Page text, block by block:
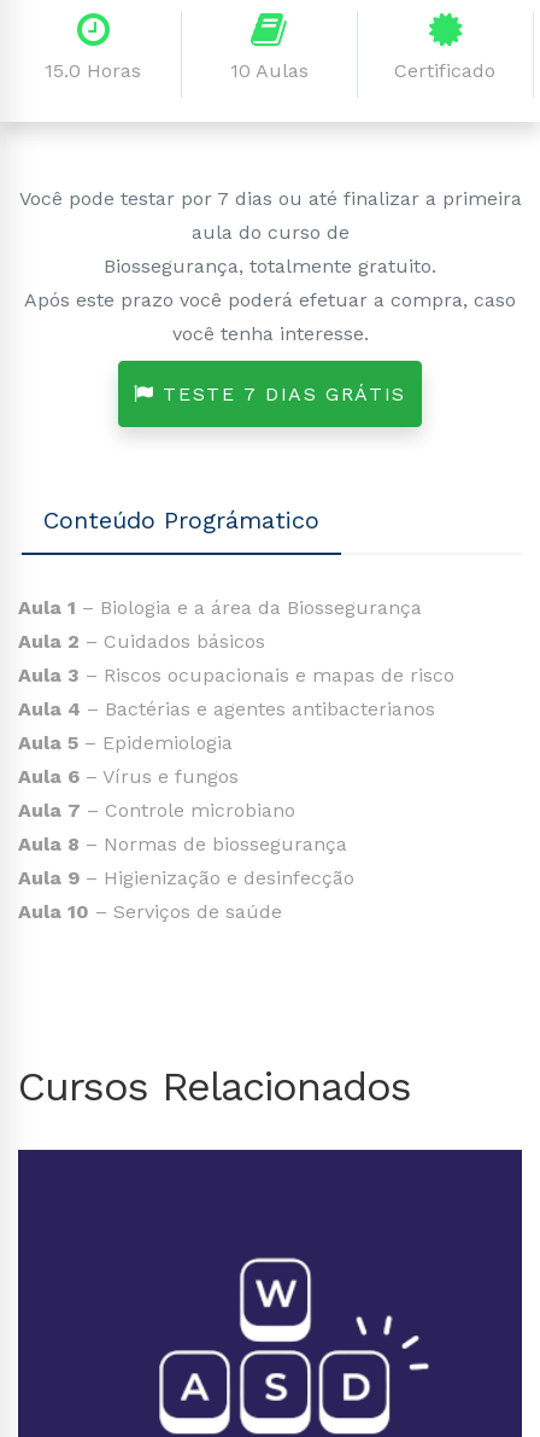
15.0 Horas 10 Aulas Certificado
Você pode testar por 7 dias ou até finalizar a primeira
aula do curso de
Biossegurança, totalmente gratuito.
Após este prazo você poderá efetuar a compra, caso
você tenha interesse.
TESTE 7 DIAS GRÁTIS
Conteúdo Prográmatico
Aula 1 – Biologia e a área da Biossegurança
Aula 2 – Cuidados básicos
Aula 3 – Riscos ocupacionais e mapas de risco
Aula 4 – Bactérias e agentes antibacterianos
Aula 5 – Epidemiologia
Aula 6 – Vírus e fungos
Aula 7 – Controle microbiano
Aula 8 – Normas de biossegurança
Aula 9 – Higienização e desinfecção
Aula 10 – Serviços de saúde
Cursos Relacionados